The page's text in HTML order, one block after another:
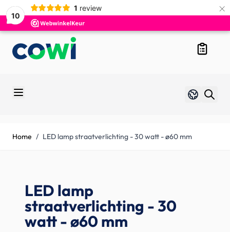
10
1 review ×
Skip to Content
Taal
Nederlands
Home / LED lamp straatverlichting - 30 watt - ø60 mm
LED lamp
straatverlichting - 30
watt - ø60 mm